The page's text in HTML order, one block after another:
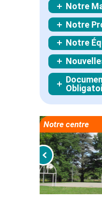
Notre
Notre
Notre
Notre centre